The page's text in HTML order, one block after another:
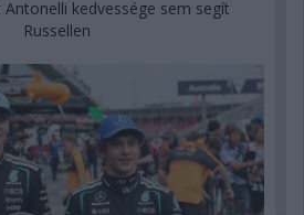
kedvessége sem segít
Russellen